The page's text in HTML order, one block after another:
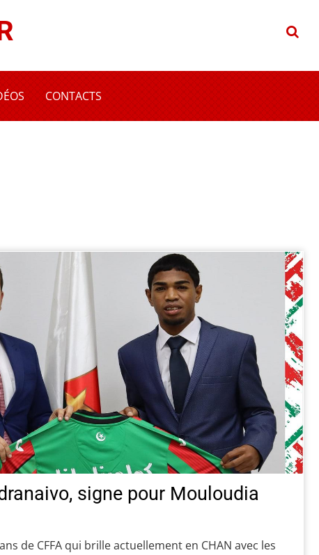
CONTACTS
signe pour Mouloudia
de CFFA qui brille actuellement en CHAN avec les